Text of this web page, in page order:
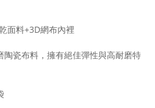
面料+3D網布內裡
瓷布料，擁有絕佳彈性與高耐磨特